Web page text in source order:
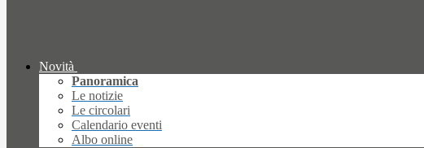
Novità
Panoramica
Le notizie
Le circolari
Calendario eventi
Albo online